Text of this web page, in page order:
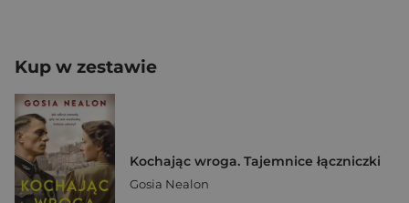
Kup w zestawie
Kochając wroga. Tajemnice łączniczki
Gosia Nealon